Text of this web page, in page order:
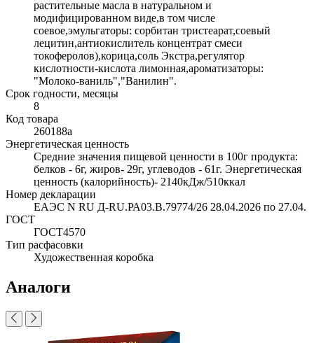
растительные масла в натуральном и
модифицированном виде,в том числе
соевое,эмульгаторы: сорбитан тристеарат,соевый
лецитин,антиокислитель концентрат смеси
токоферолов),корица,соль Экстра,регулятор
кислотности-кислота лимонная,ароматизаторы:
"Молоко-ваниль","Ванилин".
Срок годности, месяцы
8
Код товара
260188а
Энергетическая ценность
Средние значения пищевой ценности в 100г продукта:
белков - 6г, жиров- 29г, углеводов - 61г. Энергетическая
ценность (калорийность)- 2140кДж/510ккал
Номер декларации
ЕАЭС N RU Д-RU.РА03.В.79774/26 28.04.2026 по 27.04.
ГОСТ
ГОСТ4570
Тип расфасовки
Художественная коробка
Аналоги